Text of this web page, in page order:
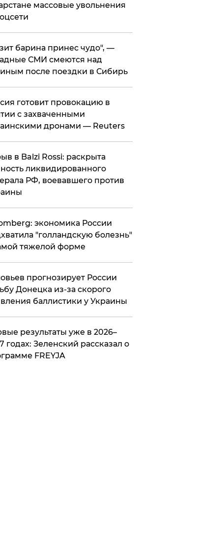
массовые увольнения
барина принес чудо", —
СМИ смеются над
после поездки в Сибирь
готовит провокацию в
с захваченными
дронами — Reuters
в Balzi Rossi: раскрыта
ликвидированного
РФ, воевавшего против
экономика России
"голландскую болезнь"
тяжелой форме
прогнозирует России
Донецка из-за скорого
баллистики у Украины
результаты уже в 2026–
годах: Зеленский рассказал о
FREYJA